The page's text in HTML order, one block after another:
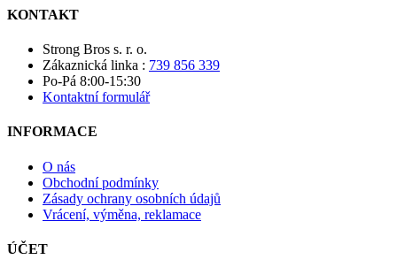
KONTAKT
Strong Bros s. r. o.
Zákaznická linka : 739 856 339
Po-Pá 8:00-15:30
Kontaktní formulář
INFORMACE
O nás
Obchodní podmínky
Zásady ochrany osobních údajů
Vrácení, výměna, reklamace
ÚČET